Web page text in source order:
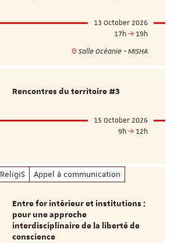
13 October 2026
17h
19h
Salle Océanie - MISHA
Rencontres du territoire #3
15 October 2026
9h
12h
ReligiS Appel à communication
Entre for intérieur et institutions :
pour une approche
interdisciplinaire de la liberté de
conscience